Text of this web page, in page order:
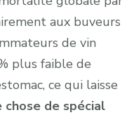
aux buveurs
de vin
plus faible de
ce qui laisse
chose de spécial